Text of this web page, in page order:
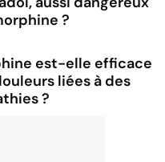
?
est-elle efficace
liées à des
?